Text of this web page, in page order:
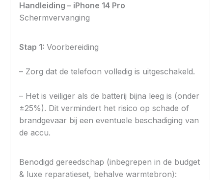
Handleiding – iPhone 14 Pro
Schermvervanging
Stap 1: Voorbereiding
– Zorg dat de telefoon volledig is uitgeschakeld.
– Het is veiliger als de batterij bijna leeg is (onder
±25%). Dit vermindert het risico op schade of
brandgevaar bij een eventuele beschadiging van
de accu.
Benodigd gereedschap (inbegrepen in de budget
& luxe reparatieset, behalve warmtebron):